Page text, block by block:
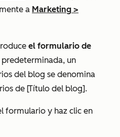
a Marketing >
el formulario de
un
del blog se denomina
de [Título del blog].
formulario y haz clic en